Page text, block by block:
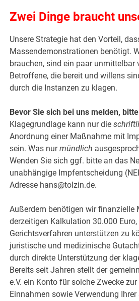
Zwei Dinge braucht
Unsere Strategie hat den Vorteil,
Massendemonstrationen benötigt.
brauchen, sind ein paar
Betroffene, die bereit und willens
durch die Instanzen zu klagen.
Bevor Sie sich bei uns melden,
Klagegrundlage kann nur die
Anordnung einer Maßnahme mit
sein. Was nurmündlich
Wenden Sie sich ggf. bitte an das
unabhängige Impfentscheidung
Adresse hans@tolzin.de.
Außerdem benötigen wir finanzielle
derzeitigen Kalkulation 30.000
Gerichtsverfahren unterstützen zu
juristische und medizinische
durch direkte Unterstützung der
Bereits seit Jahren stellt der
e.V. ein Konto für solche Zwecke
Einnahmen sowie Verwendung